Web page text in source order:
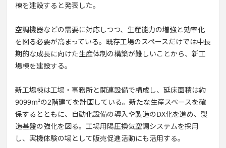
棟を建設すると発表した。
空調機器などの需要に対応しつつ、生産能力の増強と効率化
を図る必要が高まっている。既存工場のスペースだけでは中長
期的な成長に向けた生産体制の構築が難しいことから、新工
場棟を建設する。
新工場棟は工場・事務所と関連設備で構成し、延床面積は約
9099m²の2階建てを計画している。新たな生産スペースを確
保するとともに、自動化設備の導入や製造のDX化を進め、製
造基盤の強化を図る。工場用陽圧換気空調システムを採用
し、実機体験の場として販売促進活動にも活用する。